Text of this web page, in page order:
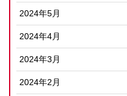
2024年5月
2024年4月
2024年3月
2024年2月